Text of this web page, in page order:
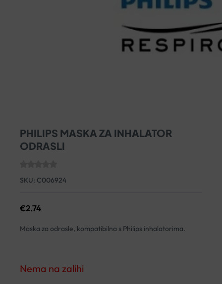
PHILIPS MASKA ZA INHALATOR
ODRASLI
SKU: C006924
€2.74
Maska za odrasle, kompatibilna s Philips inhalatorima.
Nema na zalihi